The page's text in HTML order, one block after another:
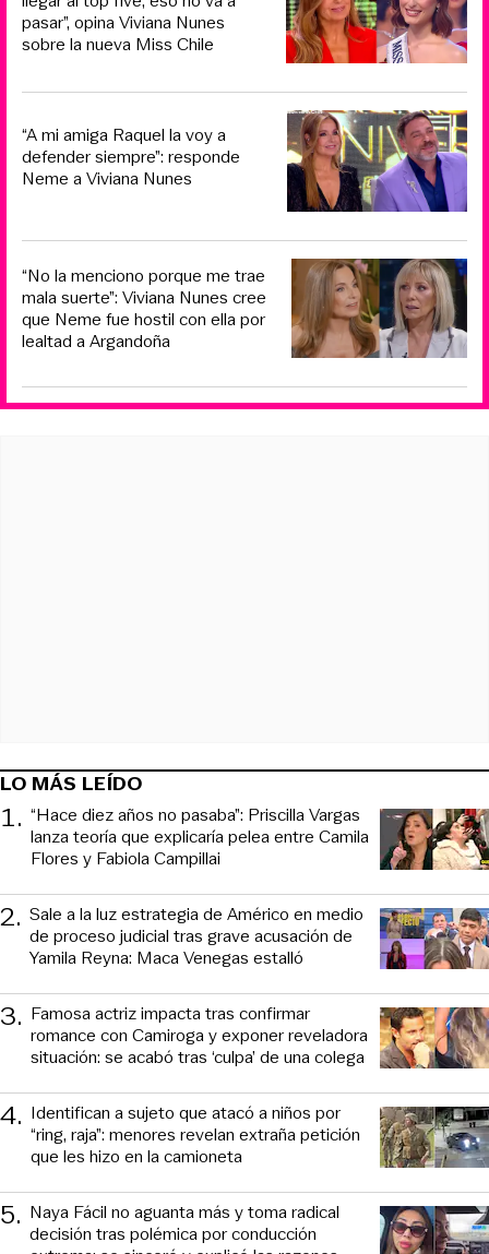
pasar”, opina Viviana Nunes
sobre la nueva Miss Chile
“A mi amiga Raquel la voy a
defender siempre”: responde
Neme a Viviana Nunes
“No la menciono porque me trae
mala suerte”: Viviana Nunes cree
que Neme fue hostil con ella por
lealtad a Argandoña
LO MÁS LEÍDO
1. “Hace diez años no pasaba”: Priscilla Vargas
lanza teoría que explicaría pelea entre Camila
Flores y Fabiola Campillai
2. Sale a la luz estrategia de Américo en medio
de proceso judicial tras grave acusación de
Yamila Reyna: Maca Venegas estalló
3. Famosa actriz impacta tras confirmar
romance con Camiroga y exponer reveladora
situación: se acabó tras ‘culpa’ de una colega
4. Identifican a sujeto que atacó a niños por
“ring, raja”: menores revelan extraña petición
que les hizo en la camioneta
5. Naya Fácil no aguanta más y toma radical
decisión tras polémica por conducción